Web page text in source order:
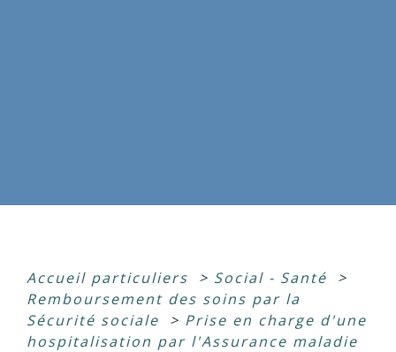
Accueil particuliers > Social - Santé
>
Remboursement des soins par la
Sécurité sociale
> Prise en charge d'une
hospitalisation par l'Assurance maladie